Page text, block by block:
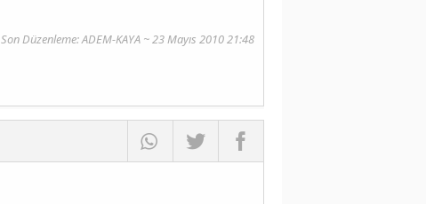
Son Düzenleme: ADEM-KAYA ~ 23 Mayıs 2010 21:48